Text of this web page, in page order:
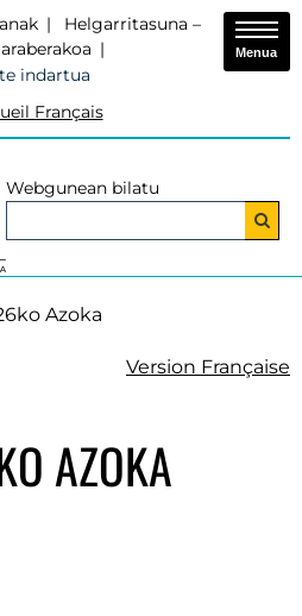
Helgarritasuna –
indartua
Français
Webgunean bilatu
Menua
Azoka
Version Française
AZOKA